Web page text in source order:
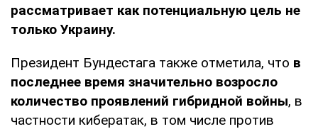
рассматривает как потенциальную цель не
только Украину.
Президент Бундестага также отметила, что в
последнее время значительно возросло
количество проявлений гибридной войны, в
частности кибератак, в том числе против